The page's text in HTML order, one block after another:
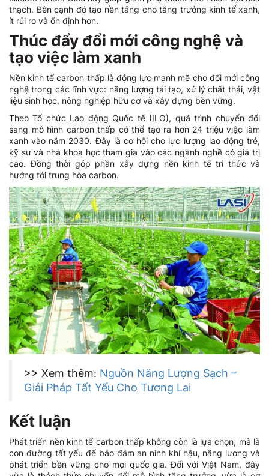
thạch. Bên cạnh đó tạo nền tảng cho tăng trưởng kinh tế xanh,
ít rủi ro và ổn định hơn.
Thúc đẩy đổi mới công nghệ và
tạo việc làm xanh
Nền kinh tế carbon thấp là động lực mạnh mẽ cho đổi mới công
nghệ trong các lĩnh vực: năng lượng tái tạo, xử lý chất thải, vật
liệu sinh học, nông nghiệp hữu cơ và xây dựng bền vững.
Theo Tổ chức Lao động Quốc tế (ILO), quá trình chuyển đổi
sang mô hình carbon thấp có thể tạo ra hơn 24 triệu việc làm
xanh vào năm 2030. Đây là cơ hội cho lực lượng lao động trẻ,
kỹ sư và nhà khoa học tham gia vào các ngành nghề có giá trị
cao. Đồng thời góp phần xây dựng nền kinh tế tri thức và
hướng tới trung hòa carbon.
>> Xem thêm: Nguồn Năng Lượng Sạch –
Giải Pháp Tất Yếu Cho Tương Lai
Kết luận
Phát triển nền kinh tế carbon thấp không còn là lựa chọn, mà là
con đường tất yếu để bảo đảm an ninh khí hậu, năng lượng và
phát triển bền vững cho mọi quốc gia. Đối với Việt Nam, đây